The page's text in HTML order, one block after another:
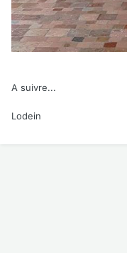
A suivre...
Lodein